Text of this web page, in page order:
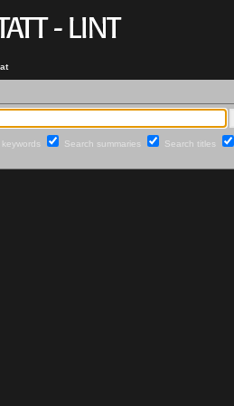
Search summaries Search titles